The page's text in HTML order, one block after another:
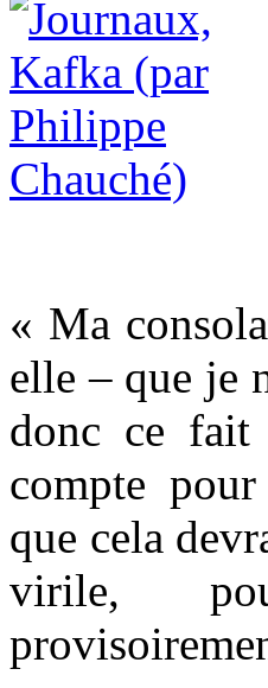
« Ma
elle – que je
donc ce fait
compte
que cela
virile,